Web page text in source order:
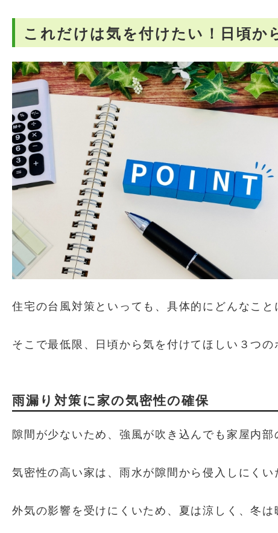
これだけは気を付けたい！日頃か
住宅の台風対策といっても、具体的にどんなこ
そこで最低限、日頃から気を付けてほしい３つの
雨漏り対策に家の気密性の確保
隙間が少ないため、強風が吹き込んでも家屋内
気密性の高い家は、雨水が隙間から侵入しにくい
外気の影響を受けにくいため、夏は涼しく、冬は